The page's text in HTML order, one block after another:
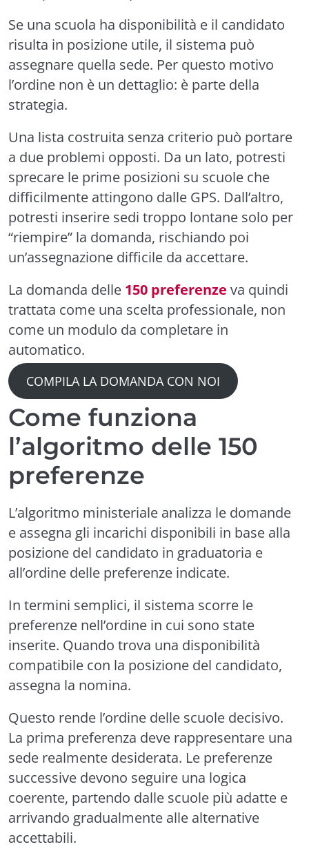
Se una scuola ha disponibilità e il candidato
risulta in posizione utile, il sistema può
assegnare quella sede. Per questo motivo
l’ordine non è un dettaglio: è parte della
strategia.
Una lista costruita senza criterio può portare
a due problemi opposti. Da un lato, potresti
sprecare le prime posizioni su scuole che
difficilmente attingono dalle GPS. Dall’altro,
potresti inserire sedi troppo lontane solo per
“riempire” la domanda, rischiando poi
un’assegnazione difficile da accettare.
La domanda delle 150 preferenze va quindi
trattata come una scelta professionale, non
come un modulo da completare in
automatico.
COMPILA LA DOMANDA CON NOI
Come funziona
l’algoritmo delle 150
preferenze
L’algoritmo ministeriale analizza le domande
e assegna gli incarichi disponibili in base alla
posizione del candidato in graduatoria e
all’ordine delle preferenze indicate.
In termini semplici, il sistema scorre le
preferenze nell’ordine in cui sono state
inserite. Quando trova una disponibilità
compatibile con la posizione del candidato,
assegna la nomina.
Questo rende l’ordine delle scuole decisivo.
La prima preferenza deve rappresentare una
sede realmente desiderata. Le preferenze
successive devono seguire una logica
coerente, partendo dalle scuole più adatte e
arrivando gradualmente alle alternative
accettabili.